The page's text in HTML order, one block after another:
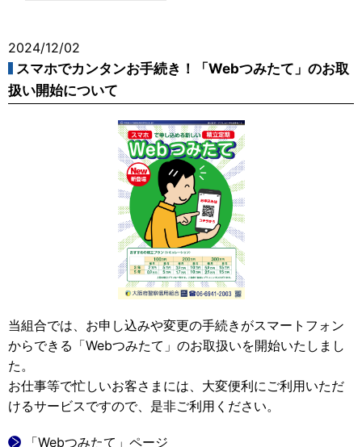
2024/12/02
スマホでカンタンお手続き！「Webつみたて」のお取
扱い開始について
当組合では、お申し込みや変更の手続きがスマートフォン
からできる「Webつみたて」のお取扱いを開始いたしまし
た。
お仕事等で忙しいお客さまには、大変便利にご利用いただ
けるサービスですので、是非ご利用ください。
「Webつみたて」ページ